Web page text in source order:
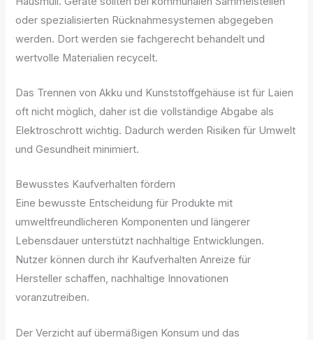
oder spezialisierten Rücknahmesystemen abgegeben
werden. Dort werden sie fachgerecht behandelt und
wertvolle Materialien recycelt.
Das Trennen von Akku und Kunststoffgehäuse ist für Laien
oft nicht möglich, daher ist die vollständige Abgabe als
Elektroschrott wichtig. Dadurch werden Risiken für Umwelt
und Gesundheit minimiert.
Bewusstes Kaufverhalten fördern
Eine bewusste Entscheidung für Produkte mit
umweltfreundlicheren Komponenten und längerer
Lebensdauer unterstützt nachhaltige Entwicklungen.
Nutzer können durch ihr Kaufverhalten Anreize für
Hersteller schaffen, nachhaltige Innovationen
voranzutreiben.
Der Verzicht auf übermäßigen Konsum und das